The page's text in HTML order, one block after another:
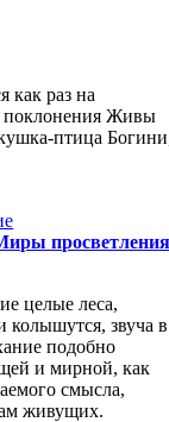
как раз на
поклонения Живы
птица
целые леса,
колышутся, звуча в
подобно
и мирной, как
смысла,
живущих.